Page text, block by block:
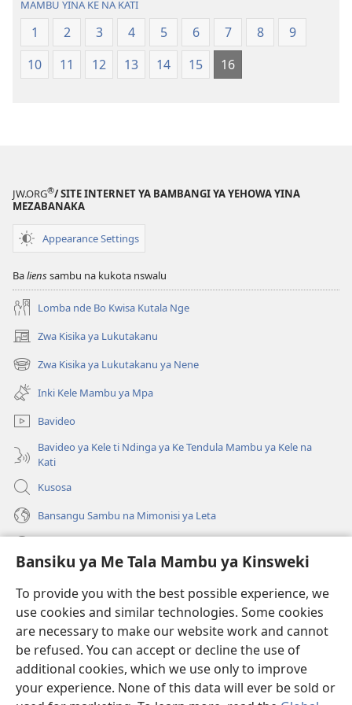
Bansiku ya Me Tala Mambu ya Kinsweki
To provide you with the best possible experience, we
use cookies and similar technologies. Some cookies
are necessary to make our website work and cannot
be refused. You can accept or decline the use of
additional cookies, which we use only to improve
your experience. None of this data will ever be sold or
Mbalula
Nsi-
Mbalula
MAMBU YINA KE NA KATI
1 2 3 4 5 6 7 8
9
10
11 12 13 14 15 16
JW.ORG®/ SITE INTERNET YA BAMBANGI YA YEHOWA YINA
MEZABANAKA
Appearance Settings
Balienssambu na kukota nswalu
Lomba nde Bo Kwisa Kutala Nge
Zwa Kisika ya Lukutakanu
(ke
kangula
lutiti
ya
mpa)
Zwa Kisika ya Lukutakanu ya Nene
(ke
kangula
lutiti
ya
mpa)
Inki Kele Mambu ya Mpa
Bavideo
Bavideo ya Kele ti Ndinga ya Ke Tendula Mambu ya Kele na
Kati
Kusosa
Bansangu Sambu na Mimonisi ya Leta
(ke
kangula
lutiti
ya
mpa)
Watchtower BIBLIOTEKE NA INTERNET
(ke
kangula
lutiti
mpa)
JW Hub ®
(ke
kangula
lutiti